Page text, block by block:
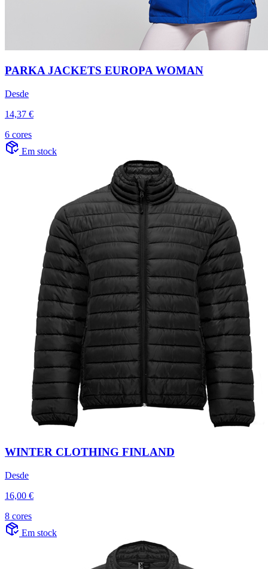
PARKA JACKETS EUROPA WOMAN
Desde
14,37 €
6 cores
Em stock
WINTER CLOTHING FINLAND
Desde
16,00 €
8 cores
Em stock